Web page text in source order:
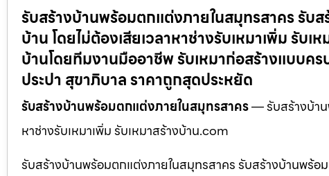
รับสร้างบ้านพร้อมตกแต่งภายในสมุทรสาคร รับ
บ้าน โดยไม่ต้องเสียเวลาหาช่างรับเหมาเพิ่ม รับ
บ้านโดยทีมงานมืออาชีพ รับเหมาก่อสร้างแบบค
ประปา สุขาภิบาล ราคาถูกสุดประหยัด
รับสร้างบ้านพร้อมตกแต่งภายในสมุทรสาคร— รับสร้างบ้าน
หาช่างรับเหมาเพิ่ม รับเหมาสร้างบ้าน.com
รับสร้างบ้านพร้อมตกแต่งภายในสมุทรสาคร รับสร้างบ้านพร้อ